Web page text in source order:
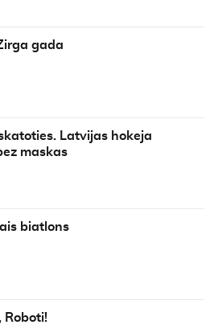
gada
Latvijas hokeja
maskas
biatlons
Roboti!